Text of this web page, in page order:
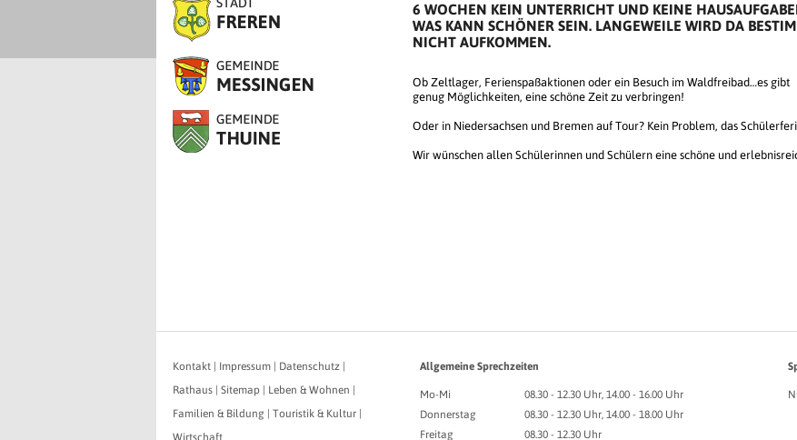
6 WOCHEN KEIN UNTERRICHT UND KEINE
WAS KANN SCHÖNER SEIN. LANGEWEILE WIRD DA
NICHT AUFKOMMEN.
Ob Zeltlager, Ferienspaßaktionen oder ein Besuch im Waldfreibad…es gibt
genug Möglichkeiten, eine schöne Zeit zu verbringen!
Oder in Niedersachsen und Bremen auf Tour? Kein Problem, das
Wir wünschen allen Schülerinnen und Schülern eine schöne und
Kontakt Impressum Datenschutz
Rathaus
Sitemap Leben & Wohnen
Familien & Bildung
Touristik & Kultur
Wirtschaft
Allgemeine Sprechzeiten
Mo-Mi
08.30 - 12.30 Uhr, 14.00 - 16.00 Uhr
Donnerstag
08.30 - 12.30 Uhr, 14.00 - 18.00 Uhr
Freitag
08.30 - 12.30 Uhr